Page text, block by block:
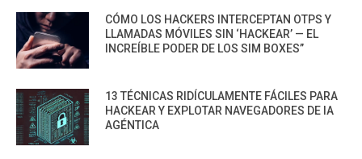
CÓMO LOS HACKERS INTERCEPTAN OTPS Y
LLAMADAS MÓVILES SIN ‘HACKEAR’ — EL
INCREÍBLE PODER DE LOS SIM BOXES”
13 TÉCNICAS RIDÍCULAMENTE FÁCILES PARA
HACKEAR Y EXPLOTAR NAVEGADORES DE IA
AGÉNTICA